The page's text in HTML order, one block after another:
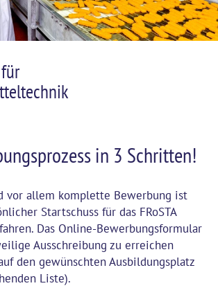
den
mit
der
wie
die
und
in 3 Schritten!
vor allem komplette Bewerbung ist
Startschuss für das FRoSTA
Das Online-Bewerbungsformular
Ausschreibung zu erreichen
den gewünschten Ausbildungsplatz
Liste).